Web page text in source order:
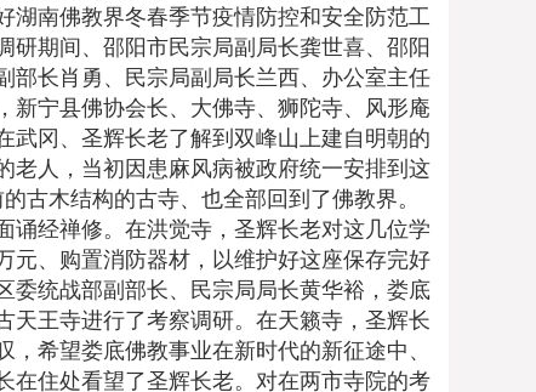
湖南佛教界冬春季节疫情防控和安全防范工
期间、邵阳市民宗局副局长龚世喜、邵阳
部长肖勇、民宗局副局长兰西、办公室主任
新宁县佛协会长、大佛寺、狮陀寺、风形庵
武冈、圣辉长老了解到双峰山上建自明朝的
老人，当初因患麻风病被政府统一安排到这
古木结构的古寺、也全部回到了佛教界。
诵经禅修。在洪觉寺，圣辉长老对这几位学
元、购置消防器材，以维护好这座保存完好
委统战部副部长、民宗局局长黄华裕，娄底
天王寺进行了考察调研。在天籁寺，圣辉长
希望娄底佛教事业在新时代的新征途中、
在住处看望了圣辉长老。对在两市寺院的考